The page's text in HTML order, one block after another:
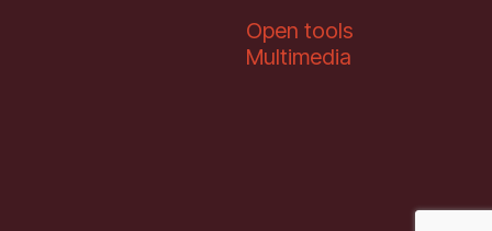
Open tools
Multimedia